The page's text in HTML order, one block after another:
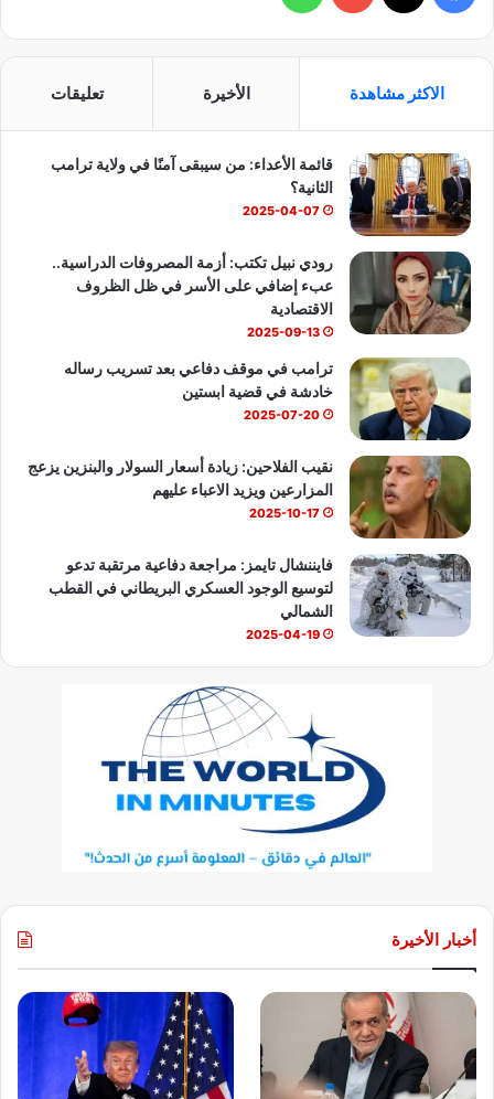
ي
و
ك
X
Y
T
u
e
ا
ا
ب
الاكثر مشاهدة الأخيرة تعليقات
قائمة الأعداء: من سيبقى آمنًا في ولاية ترامب
الثانية؟
2025-04-07
رودي نبيل تكتب: أزمة المصروفات الدراسية..
عبء إضافي على الأسر في ظل الظروف
الاقتصادية
2025-09-13
ترامب في موقف دفاعي بعد تسريب رساله
خادشة في قضية ابستين
2025-07-20
نقيب الفلاحين: زيادة أسعار السولار والبنزين يزعج
المزارعين ويزيد الاعباء عليهم
2025-10-17
فايننشال تايمز: مراجعة دفاعية مرتقبة تدعو
لتوسيع الوجود العسكري البريطاني في القطب
الشمالي
2025-04-19
أخبار الأخيرة